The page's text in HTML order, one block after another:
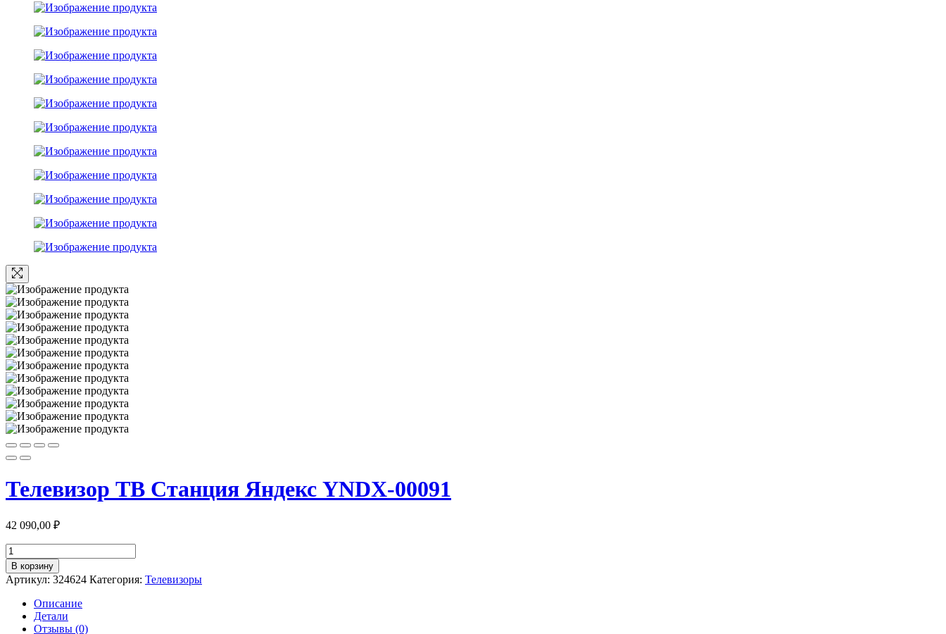
Телевизор ТВ Станция Яндекс YNDX-00091
42 090,00 ₽
Количество
товара
Телевизор
ТВ
Станция
Яндекс
YNDX-
В корзину
Артикул: 324624 Категория: Телевизоры
Описание
Детали
Отзывы (0)